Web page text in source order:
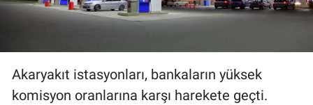
Akaryakıt istasyonları, bankaların yüksek
komisyon oranlarına karşı harekete geçti.